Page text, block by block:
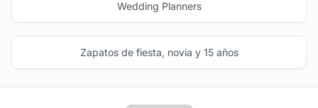
Wedding Planners
Zapatos de fiesta, novia y 15 años